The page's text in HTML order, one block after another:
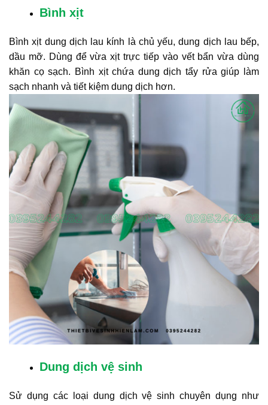
Bình xịt
Bình xịt dung dịch lau kính là chủ yếu, dung dịch lau bếp,
dầu mỡ. Dùng để vừa xịt trực tiếp vào vết bẩn vừa dùng
khăn cọ sạch. Bình xịt chứa dung dịch tẩy rửa giúp làm
sạch nhanh và tiết kiệm dung dịch hơn.
Dung dịch vệ sinh
Sử dụng các loại dung dịch vệ sinh chuyên dụng như